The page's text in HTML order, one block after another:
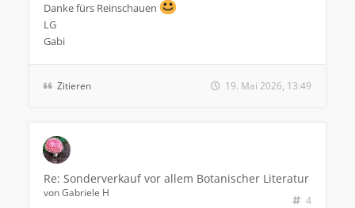
Danke fürs Reinschauen
LG
Gabi
Zitieren 19. Mai 2026, 13:49
Re: Sonderverkauf vor allem Botanischer Literatur
4
vonGabriele H